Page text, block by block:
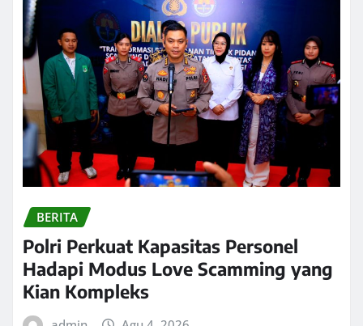
BERITA
Polri Perkuat Kapasitas Personel
Hadapi Modus Love Scamming yang
Kian Kompleks